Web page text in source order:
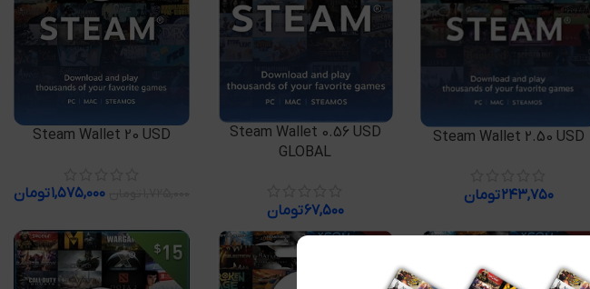
افزودن به سبد خرید
Steam Wallet 2.50 USD
۲۴۳,۷۵۰تومان
اطلاعات بیشتر
Steam Wallet 0.56 USD
GLOBAL
۶۷,۵۰۰تومان
افزودن به سبد خرید
Steam Wallet 20 USD
۱,۵۷۵,۰۰۰تومان